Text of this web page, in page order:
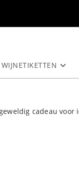
WIJNETIKETTEN